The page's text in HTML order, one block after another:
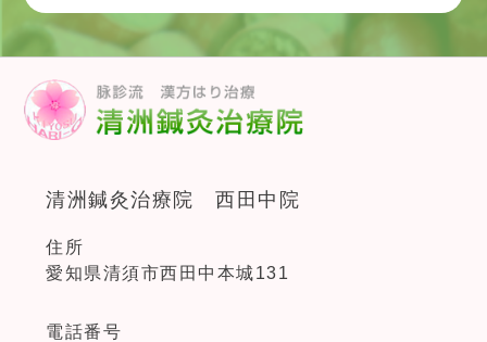
清洲鍼灸治療院 西田中院
住所
愛知県清須市西田中本城131
電話番号